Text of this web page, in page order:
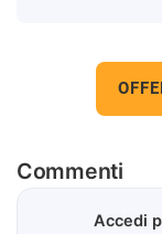
Commenti
Accedi